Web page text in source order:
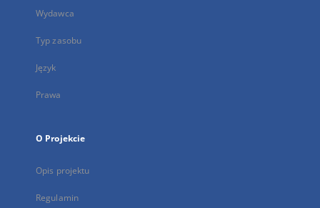
Wydawca
Typ zasobu
Język
Prawa
O Projekcie
Opis projektu
Regulamin